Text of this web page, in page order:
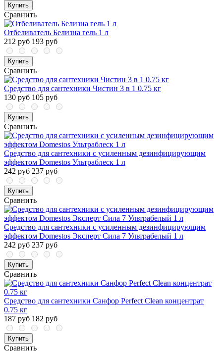
Купить
Сравнить
Отбеливатель Белизна гель 1 л
212 руб 193 руб
Купить
Сравнить
Средство для сантехники Чистин 3 в 1 0.75 кг
130 руб 105 руб
Купить
Сравнить
Средство для сантехники с усиленным дезинфицирующим
эффектом Domestos Ультраблеск 1 л
242 руб 237 руб
Купить
Сравнить
Средство для сантехники с усиленным дезинфицирующим
эффектом Domestos Эксперт Сила 7 Ультрабелый 1 л
242 руб 237 руб
Купить
Сравнить
Средство для сантехники Санфор Perfect Clean концентрат
0.75 кг
187 руб 182 руб
Купить
Сравнить